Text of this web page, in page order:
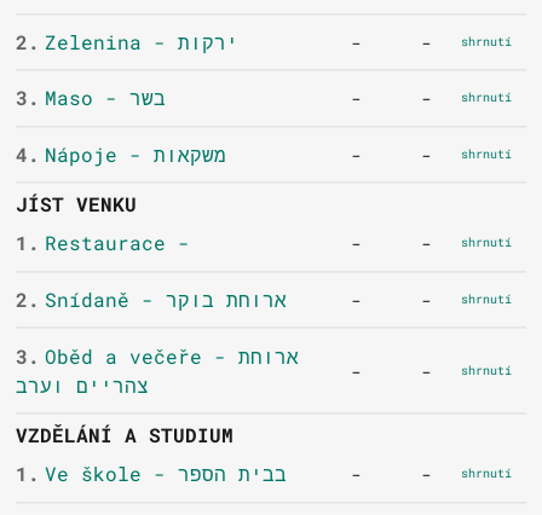
2. Zelenina - ירקות - - shrnutí
3. Maso - בשר - - shrnutí
4. Nápoje - משקאות - - shrnutí
JÍST VENKU
1. Restaurace - - - shrnutí
2. Snídaně - ארוחת בוקר - - shrnutí
3. Oběd a večeře - ארוחת
צהריים וערב
- - shrnutí
VZDĚLÁNÍ A STUDIUM
1.
Ve škole - בבית הספר - - shrnutí